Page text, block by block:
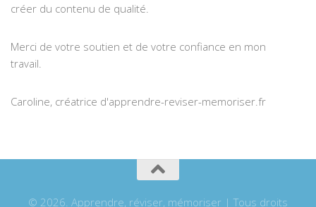
créer du contenu de qualité.
Merci de votre soutien et de votre confiance en mon
travail.
Caroline, créatrice d'apprendre-reviser-memoriser.fr
© 2026. Apprendre, réviser, mémoriser | Tous droits